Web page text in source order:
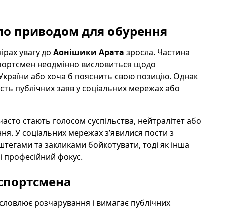
приводом для обурення
увагу до Аонішики Арата зросла. Частина
неодмінно висловиться щодо
або хоча б пояснить свою позицію. Однак
публічних заяв у соціальних мережах або
стають голосом суспільства, нейтралітет або
У соціальних мережах з’явилися пости з
та закликами бойкотувати, тоді як інша
професійний фокус.
розчарування і вимагає публічних